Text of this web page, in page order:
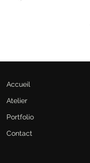
Accueil
Atelier
Portfolio
Contact